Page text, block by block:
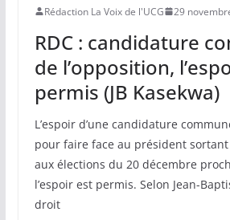
Rédaction La Voix de l'UCG 29
RDC : candidature
de l’opposition,
permis (JB Kasekwa)
L’espoir d’une candidature
pour faire face au président sortant
aux élections du 20 décembre
l’espoir est permis. Selon Jean-
droit